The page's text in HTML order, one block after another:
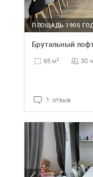
ПЛОЩАДЬ 1905
Брутальный
65 м2 30
1 отзыв